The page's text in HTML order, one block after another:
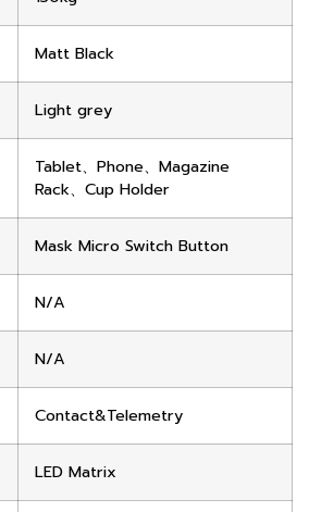
Matt Black
Light grey
Tablet、Phone、Magazine
Rack、Cup Holder
Mask Micro Switch Button
N/A
N/A
Contact&Telemetry
LED Matrix